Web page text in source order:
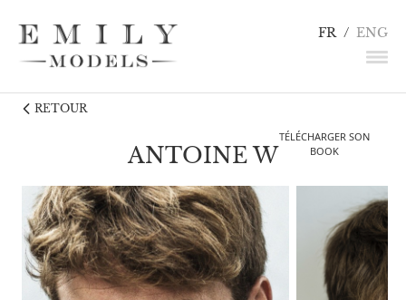
FR / ENG
NEWS
LINGERIE / DÉTAILS
INFLUENCEURS
TALENTS
ANTOINE W
RETOUR
TÉLÉCHARGER SON
BOOK